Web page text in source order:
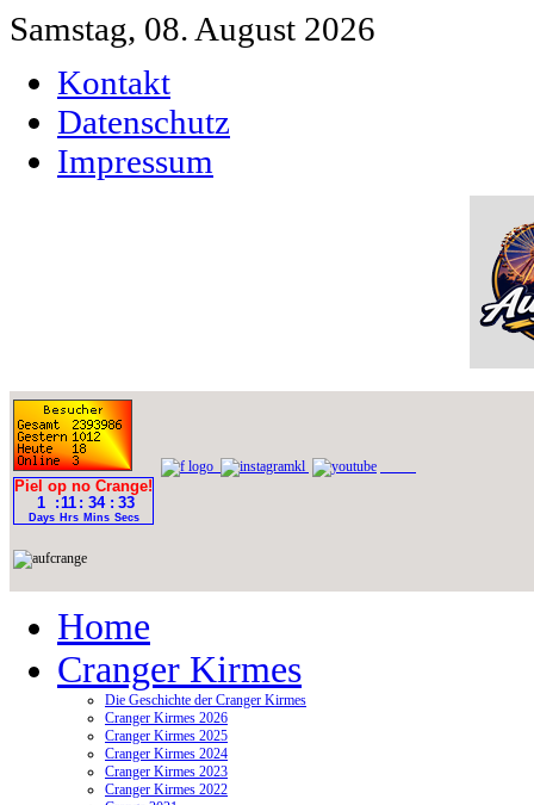
Samstag, 08. August 2026
Kontakt
Datenschutz
Impressum
Home
Cranger Kirmes
Die Geschichte der Cranger Kirmes
Cranger Kirmes 2026
Cranger Kirmes 2025
Cranger Kirmes 2024
Cranger Kirmes 2023
Cranger Kirmes 2022